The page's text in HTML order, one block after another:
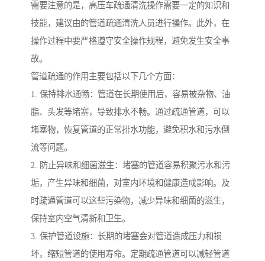
需要注意的是，高压车疏通清洗操作需要一定的知识和
技能，建议由的管道疏通清洗人员进行操作。此外，在
操作过程中要严格遵守安全操作规程，避免发生安全事
故。
管道疏通的作用主要包括以下几个方面：
1. 保持排水通畅：管道在长期使用后，容易被杂物、油
脂、头发等堵塞，导致排水不畅。通过疏通管道，可以
堵塞物，恢复管道的正常排水功能，避免积水和污水倒
流等问题。
2. 防止异味和细菌滋生：堵塞的管道容易积聚污水和污
垢，产生异味和细菌，对室内环境和健康造成影响。及
时疏通管道可以这些污染物，减少异味和细菌的滋生，
保持室内空气清新和卫生。
3. 保护管道设施：长期的堵塞会对管道造成压力和损
坏，缩短管道的使用寿命。定期疏通管道可以减轻管道